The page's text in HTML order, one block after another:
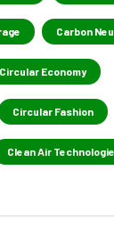
Carbon
Circular Economy
Circular Fashion
Clean Air